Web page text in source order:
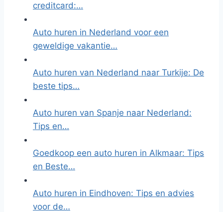
creditcard:…
Auto huren in Nederland voor een
geweldige vakantie…
Auto huren van Nederland naar Turkije: De
beste tips…
Auto huren van Spanje naar Nederland:
Tips en…
Goedkoop een auto huren in Alkmaar: Tips
en Beste…
Auto huren in Eindhoven: Tips en advies
voor de…